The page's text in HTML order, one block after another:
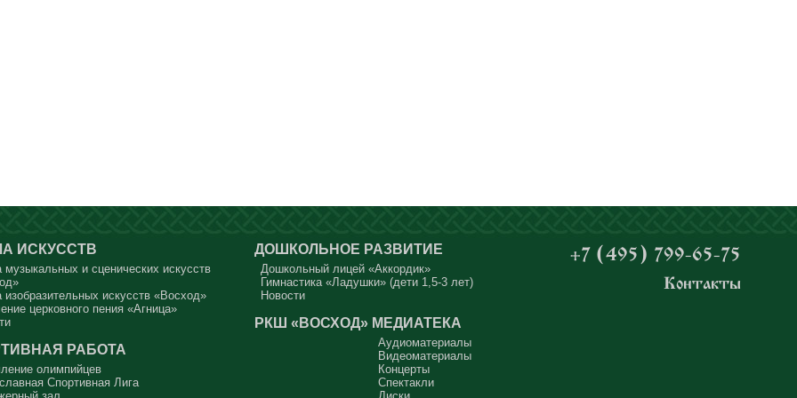
ИСКУССТВ
и сценических искусств
искусств «Восход»
церковного пения «Агница»
РАБОТА
олимпийцев
Спортивная Лига
ДОШКОЛЬНОЕ РАЗВИТИЕ
Дошкольный лицей «Аккордик»
Гимнастика «Ладушки» (дети 1,5-3 лет)
Новости
РКШ «ВОСХОД» МЕДИАТЕКА
Аудиоматериалы
Видеоматериалы
Концерты
Спектакли
+7 (495) 799-65-75
Контакты